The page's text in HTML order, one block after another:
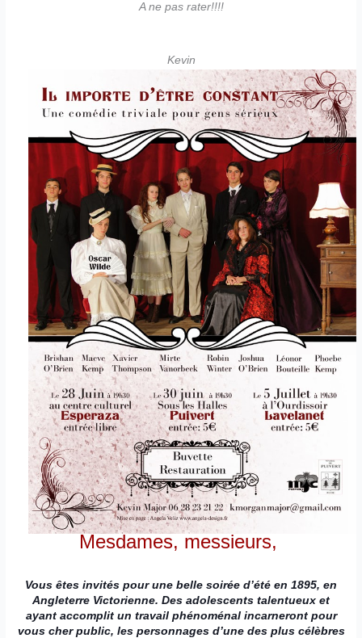
A ne pas rater!!!!
Kevin
Mesdames, messieurs,
Vous êtes invités pour une belle soirée d’été en 1895, en
Angleterre Victorienne. Des adolescents talentueux et
ayant accomplit un travail phénoménal incarneront pour
vous cher public, les personnages d’une des plus célèbres